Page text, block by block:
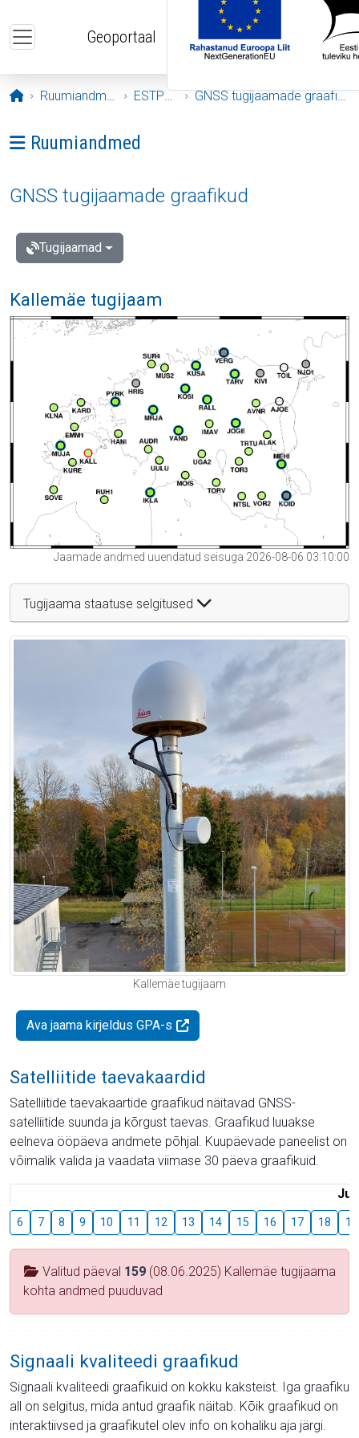
Geoportaal
Avaleht
Ruumiandmed ESTPOS GNSS tugijaamade graafikud
Ava menüü: Ruumiandmed
Ruumiandmed
GNSS tugijaamade graafikud
Tugijaamad
Kallemäe tugijaam
Jaamade andmed uuendatud seisuga 2026-08-06 03:10:00
Tugijaama staatuse selgitused
Kallemäe tugijaam
Ava jaama kirjeldus GPA-s
Satelliitide taevakaardid
Satelliitide taevakaartide graafikud näitavad GNSS-
satelliitide suunda ja kõrgust taevas. Graafikud luuakse
eelneva ööpäeva andmete põhjal. Kuupäevade paneelist on
võimalik valida ja vaadata viimase 30 päeva graafikuid.
6 7 8 9 10 11 12 13 14 15 16 17 18 19
Valitud päeval 159 (08.06.2025) Kallemäe tugijaama
kohta andmed puuduvad
Signaali kvaliteedi graafikud
Signaali kvaliteedi graafikuid on kokku kaksteist. Iga graafiku
all on selgitus, mida antud graafik näitab. Kõik graafikud on
interaktiivsed ja graafikutel olev info on kohaliku aja järgi.